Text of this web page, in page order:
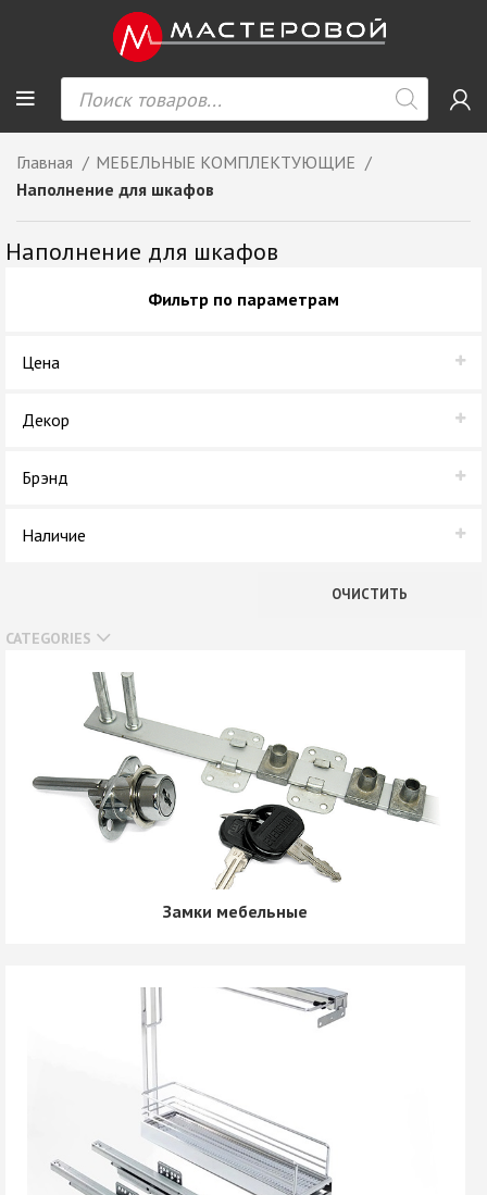
Главная
МЕБЕЛЬНЫЕ КОМПЛЕКТУЮЩИЕ
Наполнение для шкафов
Наполнение для шкафов
Фильтр по параметрам
Цена
Декор
Брэнд
Наличие
ОЧИСТИТЬ
CATEGORIES
Замки мебельные